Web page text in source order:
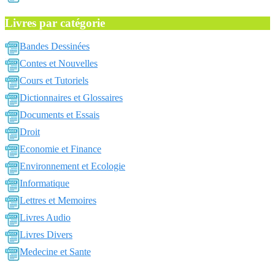
Livres par catégorie
Bandes Dessinées
Contes et Nouvelles
Cours et Tutoriels
Dictionnaires et Glossaires
Documents et Essais
Droit
Economie et Finance
Environnement et Ecologie
Informatique
Lettres et Memoires
Livres Audio
Livres Divers
Medecine et Sante